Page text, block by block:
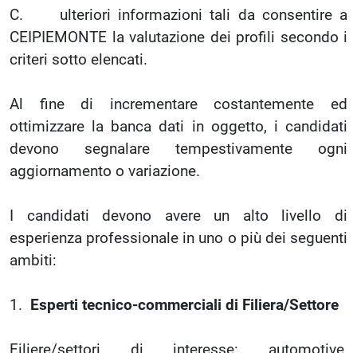
C. ulteriori informazioni tali da consentire a
CEIPIEMONTE la valutazione dei profili secondo i
criteri sotto elencati.
Al fine di incrementare costantemente ed
ottimizzare la banca dati in oggetto, i candidati
devono segnalare tempestivamente ogni
aggiornamento o variazione.
I candidati devono avere un alto livello di
esperienza professionale in uno o più dei seguenti
ambiti:
1. Esperti tecnico-commerciali di Filiera/Settore